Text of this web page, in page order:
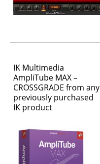
IK Multimedia
AmpliTube MAX –
CROSSGRADE from any
previously purchased
IK product